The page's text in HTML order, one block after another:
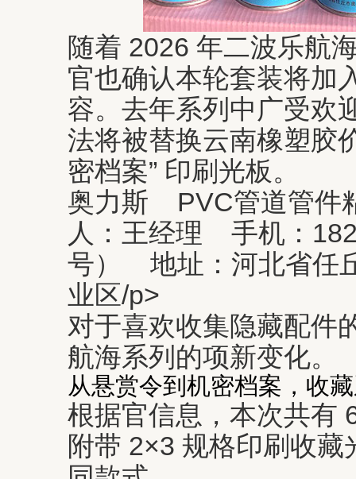
随着 2026 年二波乐航
官也确认本轮套装将加
容。去年系列中广受欢
法将被替换云南橡塑胶
密档案” 印刷光板。
奥力斯 PVC管道管
人：王经理 手机：
号） 地址：河北省任
业区/p>
对于喜欢收集隐藏配件
航海系列的项新变化。
从悬赏令到机密档案，收
根据官信息，本次共有
附带 2×3 规格印刷收